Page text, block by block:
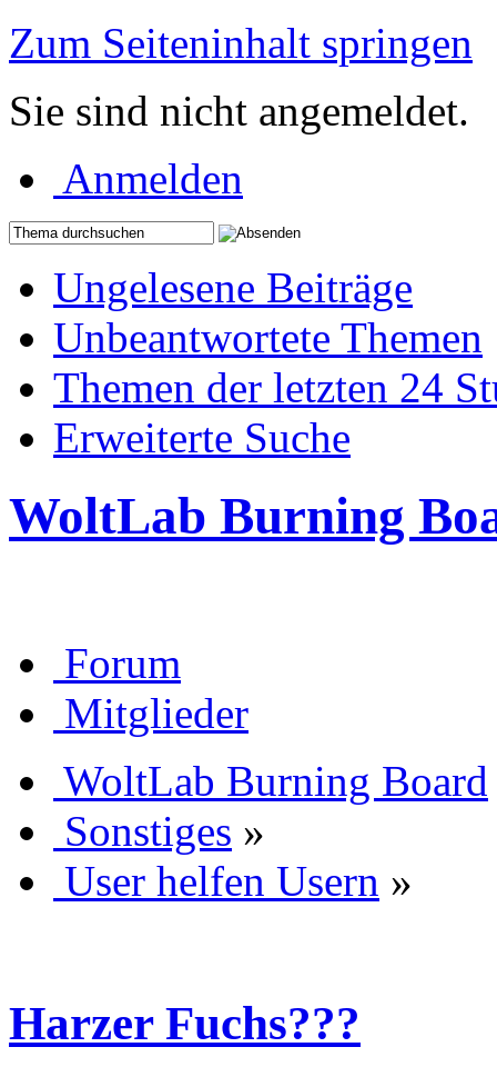
Zum Seiteninhalt springen
Sie sind nicht angemeldet.
Anmelden
Ungelesene Beiträge
Unbeantwortete Themen
Themen der letzten 24
Erweiterte Suche
WoltLab Burning
Forum
Mitglieder
WoltLab Burning Board
Sonstiges »
User helfen Usern »
Harzer Fuchs???